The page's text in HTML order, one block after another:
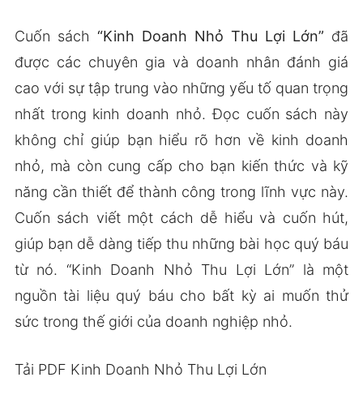
Cuốn sách “Kinh Doanh Nhỏ Thu Lợi Lớn” đã
được các chuyên gia và doanh nhân đánh giá
cao với sự tập trung vào những yếu tố quan trọng
nhất trong kinh doanh nhỏ. Đọc cuốn sách này
không chỉ giúp bạn hiểu rõ hơn về kinh doanh
nhỏ, mà còn cung cấp cho bạn kiến thức và kỹ
năng cần thiết để thành công trong lĩnh vực này.
Cuốn sách viết một cách dễ hiểu và cuốn hút,
giúp bạn dễ dàng tiếp thu những bài học quý báu
từ nó. “Kinh Doanh Nhỏ Thu Lợi Lớn” là một
nguồn tài liệu quý báu cho bất kỳ ai muốn thử
sức trong thế giới của doanh nghiệp nhỏ.
Tải PDF Kinh Doanh Nhỏ Thu Lợi Lớn